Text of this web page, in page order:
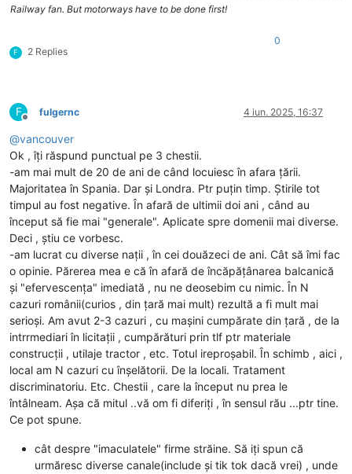
Railway fan. But motorways have to be done first!
F 2 Replies
0
F
Deconectat
fulgernc 4 iun. 2025, 16:37
@vancouver
Ok , îți răspund punctual pe 3 chestii.
-am mai mult de 20 de ani de când locuiesc în afara țării.
Majoritatea în Spania. Dar și Londra. Ptr puțin timp. Știrile tot
timpul au fost negative. În afară de ultimii doi ani , când au
început să fie mai "generale". Aplicate spre domenii mai diverse.
Deci , știu ce vorbesc.
-am lucrat cu diverse nații , în cei douăzeci de ani. Cât să îmi fac
o opinie. Părerea mea e că în afară de încăpățânarea balcanică
și "efervescența" imediată , nu ne deosebim cu nimic. În N
cazuri românii(curios , din țară mai mult) rezultă a fi mult mai
serioși. Am avut 2-3 cazuri , cu mașini cumpărate din țară , de la
intrrmediari în licitații , cumpărături prin tlf ptr materiale
construcții , utilaje tractor , etc. Totul ireproșabil. În schimb , aici ,
local am N cazuri cu înșelătorii. De la locali. Tratament
discriminatoriu. Etc. Chestii , care la început nu prea le
întâlneam. Așa că mitul ..vă om fi diferiți , în sensul rău ...ptr tine.
Ce pot spune.
cât despre "imaculatele" firme străine. Să iți spun că
urmăresc diverse canale(include și tik tok dacă vrei) , unde